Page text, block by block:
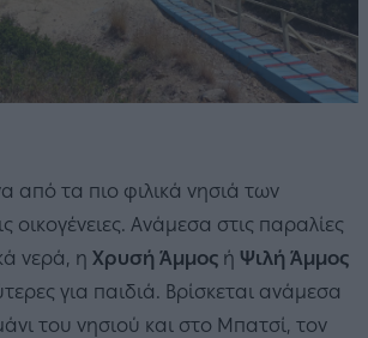
από τα πιο φιλικά νησιά των
οικογένειες. Ανάμεσα στις παραλίες
νερά, η Χρυσή Άμμος ή Ψιλή Άμμος
για παιδιά. Βρίσκεται ανάμεσα
του νησιού και στο Μπατσί, τον